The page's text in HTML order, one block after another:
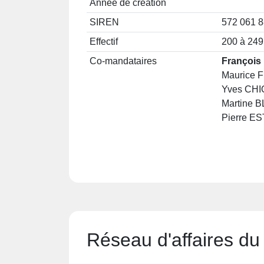
Année de création
SIREN
572 061
Effectif
200 à
Co-mandataires
François
Maurice
Yves
Martine
Pierre
Réseau d'affaires